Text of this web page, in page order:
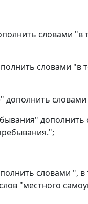
словами
словами "в
дополнить
словами ",
"местного